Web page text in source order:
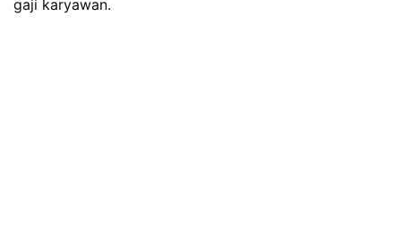
gaji karyawan.